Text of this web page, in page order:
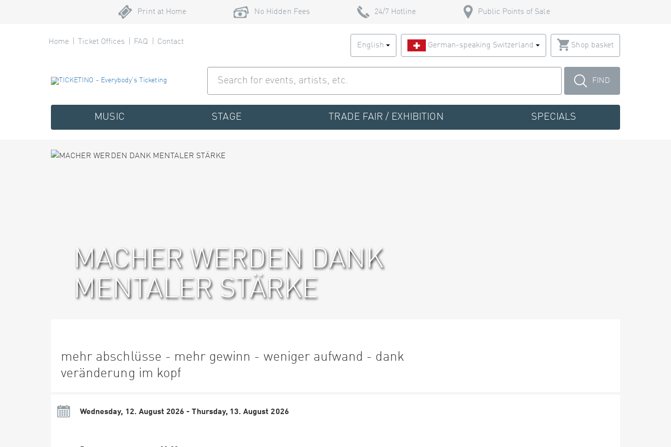
Print at Home No Hidden Fees 24/7 Hotline Public Points of Sale
Home Ticket Offices FAQ Contact English German-speaking Switzerland Shop basket
FIND
MUSIC STAGE TRADE FAIR / EXHIBITION SPECIALS
MACHER WERDEN DANK
MENTALER STÄRKE
mehr abschlüsse - mehr gewinn - weniger aufwand - dank
veränderung im kopf
Wednesday, 12. August 2026 - Thursday, 13. August 2026